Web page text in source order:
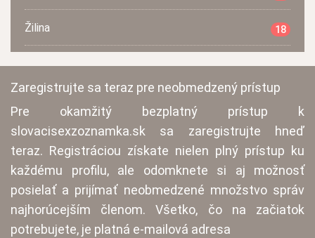
Žilina 18
Zaregistrujte sa teraz pre neobmedzený prístup
Pre okamžitý bezplatný prístup k
slovacisexzoznamka.sk sa zaregistrujte hneď
teraz. Registráciou získate nielen plný prístup ku
každému profilu, ale odomknete si aj možnosť
posielať a prijímať neobmedzené množstvo správ
najhorúcejším členom. Všetko, čo na začiatok
potrebujete, je platná e-mailová adresa